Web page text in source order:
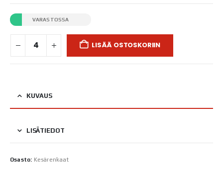
VARASTOSSA
LISÄÄ OSTOSKORIIN
KUVAUS
LISÄTIEDOT
Osasto: Kesärenkaat